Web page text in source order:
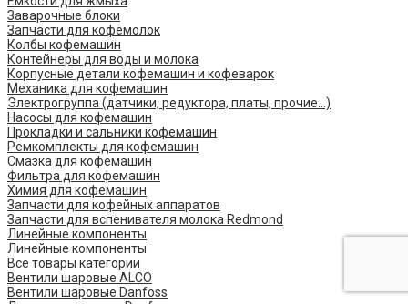
Заварочные блоки
Запчасти для кофемолок
Колбы кофемашин
Контейнеры для воды и молока
Корпусные детали кофемашин и кофеварок
Механика для кофемашин
Электрогруппа (датчики, редуктора, платы, прочие...)
Насосы для кофемашин
Прокладки и сальники кофемашин
Ремкомплекты для кофемашин
Смазка для кофемашин
Фильтра для кофемашин
Химия для кофемашин
Запчасти для кофейных аппаратов
Запчасти для вспенивателя молока Redmond
Линейные компоненты
Линейные компоненты
Все товары категории
Вентили шаровые ALCO
Вентили шаровые Danfoss